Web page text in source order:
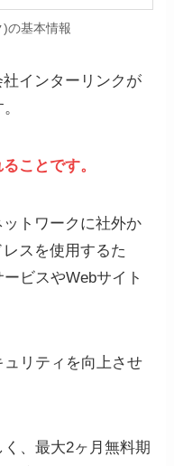
)の基本情報
社インターリンクが
ことです。
トワークに社外か
スを使用するた
ビスやWebサイト
リティを向上させ
、最大2ヶ月無料期